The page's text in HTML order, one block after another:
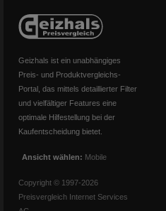
Geizhals ist ein unabhängiges
Preis- und Produktvergleichs-
Portal, das mittels detaillierter Filter
und vielfältiger Features eine
optimale Hilfestellung bei der
Kaufentscheidung bietet.
Ansicht wählen: Mobile
Copyright © 1997-2026
Preisvergleich Internet Services